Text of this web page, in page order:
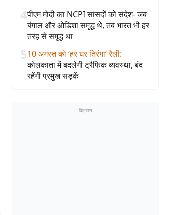
4पीएम मोदी का NCPI सांसदों को संदेश- जब
बंगाल और ओडिशा समृद्ध थे, तब भारत भी हर
तरह से समृद्ध था
510 अगस्त को ‘हर घर तिरंगा’ रैली:
कोलकाता में बदलेगी ट्रैफिक व्यवस्था, बंद
रहेंगी प्रमुख सड़कें
विज्ञापन